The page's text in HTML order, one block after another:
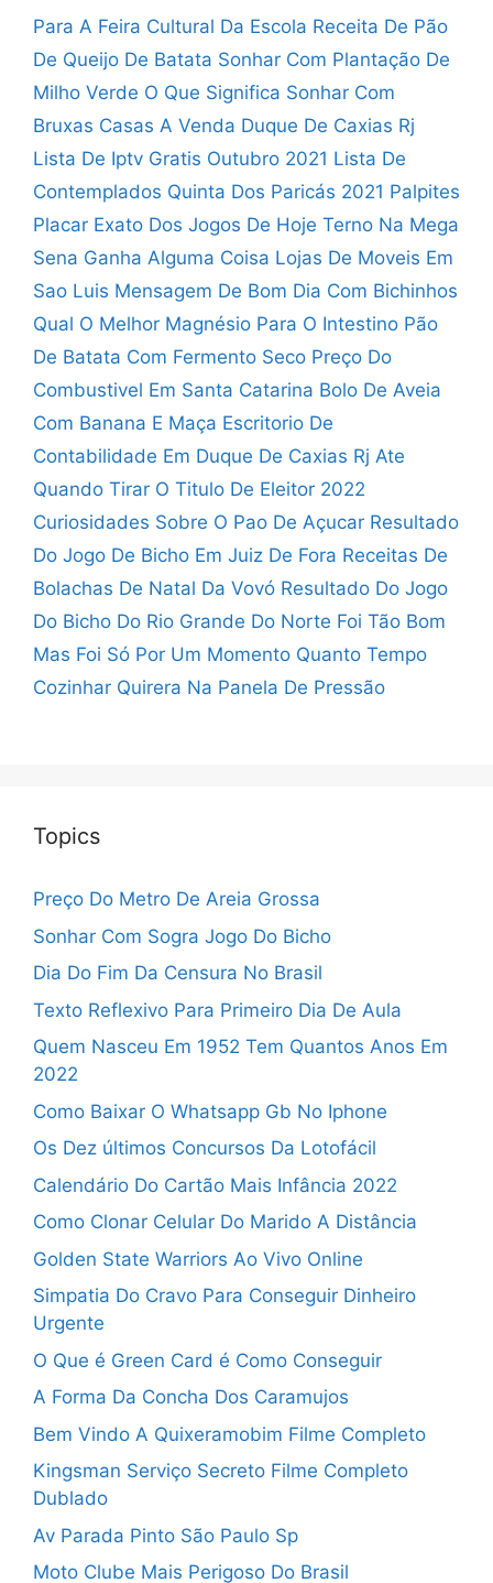
Para A Feira Cultural Da Escola Receita De Pão
De Queijo De Batata Sonhar Com Plantação De
Milho Verde O Que Significa Sonhar Com
Bruxas Casas A Venda Duque De Caxias Rj
Lista De Iptv Gratis Outubro 2021 Lista De
Contemplados Quinta Dos Paricás 2021 Palpites
Placar Exato Dos Jogos De Hoje Terno Na Mega
Sena Ganha Alguma Coisa Lojas De Moveis Em
Sao Luis Mensagem De Bom Dia Com Bichinhos
Qual O Melhor Magnésio Para O Intestino Pão
De Batata Com Fermento Seco Preço Do
Combustivel Em Santa Catarina Bolo De Aveia
Com Banana E Maça Escritorio De
Contabilidade Em Duque De Caxias Rj Ate
Quando Tirar O Titulo De Eleitor 2022
Curiosidades Sobre O Pao De Açucar Resultado
Do Jogo De Bicho Em Juiz De Fora Receitas De
Bolachas De Natal Da Vovó Resultado Do Jogo
Do Bicho Do Rio Grande Do Norte Foi Tão Bom
Mas Foi Só Por Um Momento Quanto Tempo
Cozinhar Quirera Na Panela De Pressão
Topics
Preço Do Metro De Areia Grossa
Sonhar Com Sogra Jogo Do Bicho
Dia Do Fim Da Censura No Brasil
Texto Reflexivo Para Primeiro Dia De Aula
Quem Nasceu Em 1952 Tem Quantos Anos Em
2022
Como Baixar O Whatsapp Gb No Iphone
Os Dez últimos Concursos Da Lotofácil
Calendário Do Cartão Mais Infância 2022
Como Clonar Celular Do Marido A Distância
Golden State Warriors Ao Vivo Online
Simpatia Do Cravo Para Conseguir Dinheiro
Urgente
O Que é Green Card é Como Conseguir
A Forma Da Concha Dos Caramujos
Bem Vindo A Quixeramobim Filme Completo
Kingsman Serviço Secreto Filme Completo
Dublado
Av Parada Pinto São Paulo Sp
Moto Clube Mais Perigoso Do Brasil